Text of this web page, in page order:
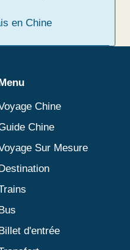
en Chine
Chine
Chine
Sur Mesure
d'entrée